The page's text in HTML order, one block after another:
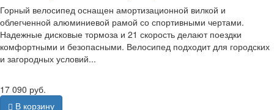
Горный велосипед оснащен амортизационной вилкой и
облегченной алюминиевой рамой со спортивными чертами.
Надежные дисковые тормоза и 21 скорость делают поездки
комфортными и безопасными. Велосипед подходит для городских
и загородных условий...
17 090 руб.
В корзину